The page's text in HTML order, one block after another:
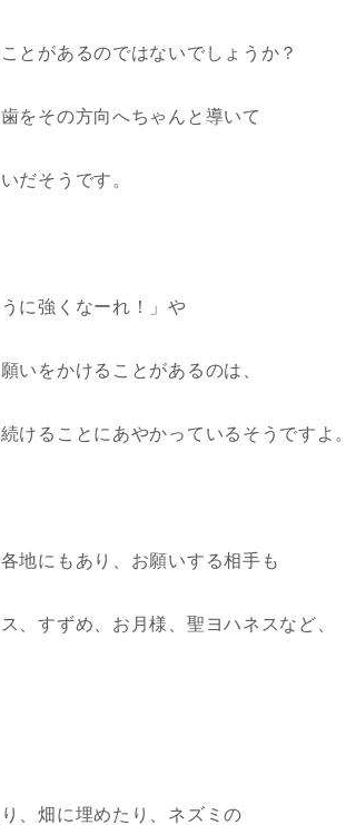
とがあるのではないでしょうか？
をその方向へちゃんと導いて
だそうです。
に強くなーれ！」や
いをかけることがあるのは、
けることにあやかっているそうですよ。
地にもあり、お願いする相手も
、すずめ、お月様、聖ヨハネスなど、
、畑に埋めたり、ネズミの